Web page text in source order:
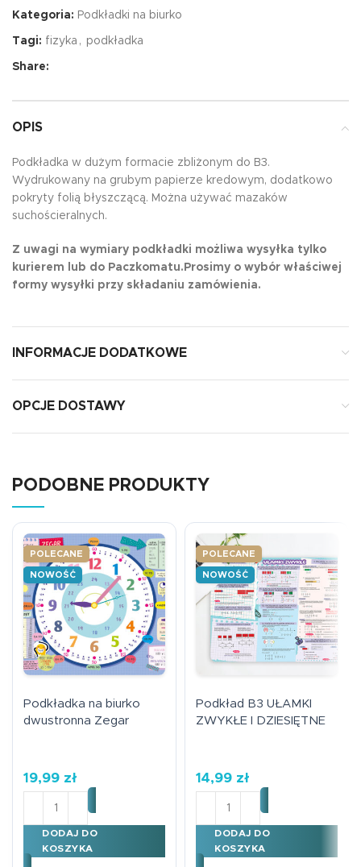
Kategoria: Podkładki na biurko
Tagi: fizyka , podkładka
Share:
OPIS
Podkładka w dużym formacie zbliżonym do B3.
Wydrukowany na grubym papierze kredowym, dodatkowo
pokryty folią błyszczącą. Można używać mazaków
suchościeralnych.
Z uwagi na wymiary podkładki możliwa wysyłka tylko
kurierem lub do Paczkomatu.Prosimy o wybór właściwej
formy wysyłki przy składaniu zamówienia.
INFORMACJE DODATKOWE
OPCJE DOSTAWY
PODOBNE PRODUKTY
POLECANE
NOWOŚĆ
Podkładka na biurko
dwustronna Zegar
19,99 zł
ilość Podkładka na biurko dwustronna Zegar
DODAJ DO
KOSZYKA
POLECANE
NOWOŚĆ
Podkład B3 UŁAMKI
ZWYKŁE I DZIESIĘTNE
14,99 zł
ilość Podkład B3 UŁAMKI
DODAJ DO
KOSZYKA